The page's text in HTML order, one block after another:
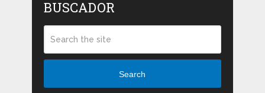
BUSCADOR
Search